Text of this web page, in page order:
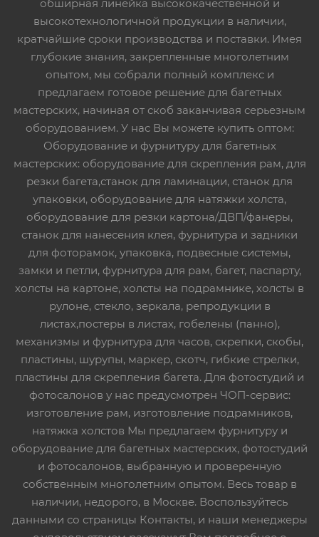
обширная линейка высококачественной и
высокотехнологичной продукции в наличии,
кратчайшие сроки производства и поставки. Имея
глубокие знания, закрепленные многолетним
опытом, мы собрали полный комплекс и
предлагаем готовое решение для багетных
мастерских, начиная от скоб заканчивая серьезным
оборудованием. У нас Вы можете купить оптом:
Оборудование и фурнитуру для багетных
мастерских: оборудование для скрепления рам, для
резки багета,станок для ламинации, станок для
упаковки, оборудование для натяжки холста,
оборудование для резки картона/ДВП/фанеры,
станок для нанесения клея, фурнитура и задники
для фоторамок, упаковка, подвесные системы,
замки и петли, фурнитура для рам, багет, паспарту,
холсты на картоне, холсты на подрамнике, холсты в
рулоне, стекло, зеркала, репродукции в
листах,постеры в листах, гобелены (панно),
механизмы и фурнитура для часов, скрепки, скобы,
пластины, шурупы, маркер, скотч, гибкие стрелки,
пластины для скрепления багета. Для фотостудий и
фотосалонов у нас предусмотрен ЧОП-сервис:
изготовление рам, изготовление подрамников,
натяжка холстов Мы предлагаем фурнитуру и
оборудование для багетных мастерских, фотостудий
и фотосалонов, выбранную и проверенную
собственным многолетним опытом. Весь товар в
наличии, недорого, в Москве. Воспользуйтесь
данными со страницы Контакты, и наши менеджеры